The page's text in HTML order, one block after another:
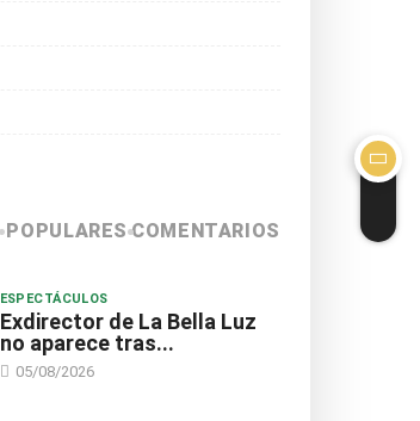
POPULARESCOMENTARIOS
ESPECTÁCULOS
Exdirector de La Bella Luz
no aparece tras...
05/08/2026